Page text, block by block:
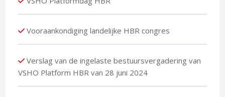
Vooraankondiging landelijke HBR congres
Verslag van de ingelaste bestuursvergadering van
VSHO Platform HBR van 28 juni 2024